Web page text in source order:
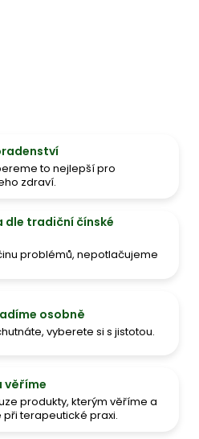
to nejlepší pro
zdraví.
dle tradiční čínské
problémů, nepotlačujeme
osobně
vyberete si s jistotou.
věříme
produkty, kterým věříme a
terapeutické praxi.